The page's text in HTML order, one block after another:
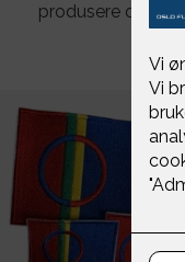
produsere opp